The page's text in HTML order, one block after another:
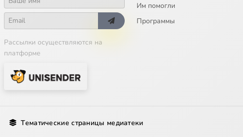
Рассылки осуществляются на
платформе
Им помогли
Программы
Тематические страницы медиатеки